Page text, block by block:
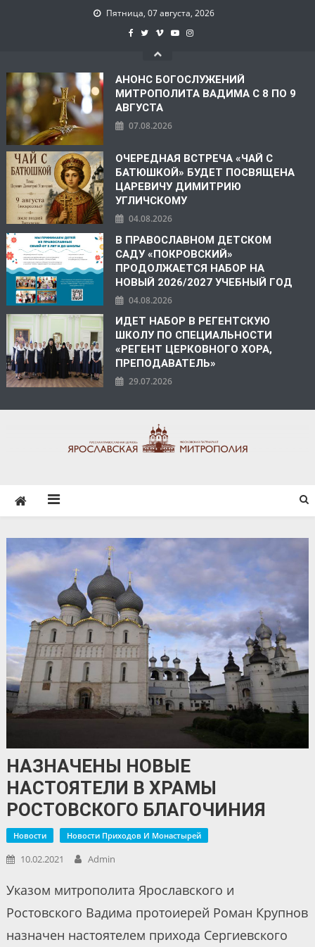
Пятница, 07 августа, 2026
АНОНС БОГОСЛУЖЕНИЙ
МИТРОПОЛИТА ВАДИМА С 8 ПО 9
АВГУСТА
07.08.2026
ОЧЕРЕДНАЯ ВСТРЕЧА «ЧАЙ С
БАТЮШКОЙ» БУДЕТ ПОСВЯЩЕНА
ЦАРЕВИЧУ ДИМИТРИЮ
УГЛИЧСКОМУ
04.08.2026
В ПРАВОСЛАВНОМ ДЕТСКОМ
САДУ «ПОКРОВСКИЙ»
ПРОДОЛЖАЕТСЯ НАБОР НА
НОВЫЙ 2026/2027 УЧЕБНЫЙ ГОД
04.08.2026
ИДЕТ НАБОР В РЕГЕНТСКУЮ
ШКОЛУ ПО СПЕЦИАЛЬНОСТИ
«РЕГЕНТ ЦЕРКОВНОГО ХОРА,
ПРЕПОДАВАТЕЛЬ»
29.07.2026
НАЗНАЧЕНЫ НОВЫЕ
НАСТОЯТЕЛИ В ХРАМЫ
РОСТОВСКОГО БЛАГОЧИНИЯ
Новости Новости Приходов И Монастырей
10.02.2021 Admin
Указом митрополита Ярославского и
Ростовского Вадима протоиерей Роман Крупнов
назначен настоятелем прихода Сергиевского